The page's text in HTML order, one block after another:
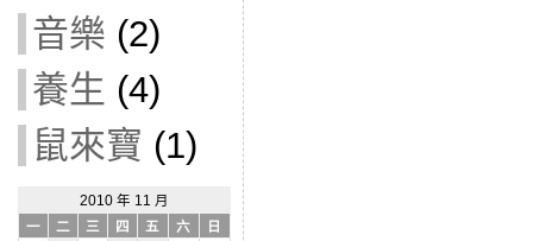
音樂 (2)
養生 (4)
鼠來寶 (1)
2010 年 11 月
一
二 三 四 五 六
日